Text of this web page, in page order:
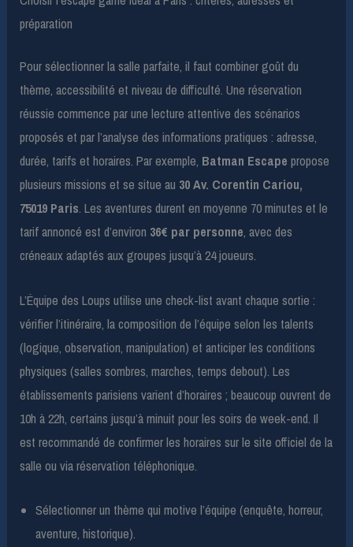
préparation
Pour sélectionner la salle parfaite, il faut combiner goût du
thème, accessibilité et niveau de difficulté. Une réservation
réussie commence par une lecture attentive des scénarios
proposés et par l’analyse des informations pratiques : adresse,
durée, tarifs et horaires. Par exemple, Batman Escape propose
plusieurs missions et se situe au 30 Av. Corentin Cariou,
75019 Paris. Les aventures durent en moyenne 70 minutes et le
tarif annoncé est d’environ 36€ par personne, avec des
créneaux adaptés aux groupes jusqu’à 24 joueurs.
L’Équipe des Loups utilise une check-list avant chaque sortie :
vérifier l’itinéraire, la composition de l’équipe selon les talents
(logique, observation, manipulation) et anticiper les conditions
physiques (salles sombres, marches, temps debout). Les
établissements parisiens varient d’horaires ; beaucoup ouvrent de
10h à 22h, certains jusqu’à minuit pour les soirs de week-end. Il
est recommandé de confirmer les horaires sur le site officiel de la
salle ou via réservation téléphonique.
Sélectionner un thème qui motive l’équipe (enquête, horreur,
aventure, historique).